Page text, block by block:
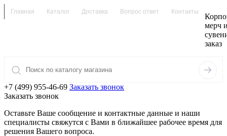
Главная Каталог Доставка Вопрос ответ Контакты
мерч
заказ
+7 (499) 955-46-69 Заказать звонок
Заказать звонок
Оставьте Ваше сообщение и контактные данные и наши
специалисты свяжутся с Вами в ближайшее рабочее время для
решения Вашего вопроса.